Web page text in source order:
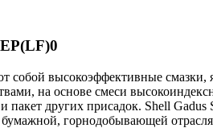
собой высокоэффективные
на основе смеси
пакет других присадок. Shell
горнодобывающей